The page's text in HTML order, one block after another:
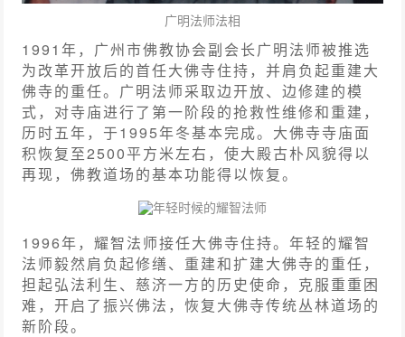
广明法师法相
1991年，广州市佛教协会副会长广明法师被推选
为改革开放后的首任大佛寺住持，并肩负起重建大
佛寺的重任。广明法师采取边开放、边修建的模
式，对寺庙进行了第一阶段的抢救性维修和重建，
历时五年，于1995年冬基本完成。大佛寺寺庙面
积恢复至2500平方米左右，使大殿古朴风貌得以
再现，佛教道场的基本功能得以恢复。
年轻时候的耀智法师
1996年，耀智法师接任大佛寺住持。年轻的耀智
法师毅然肩负起修缮、重建和扩建大佛寺的重任，
担起弘法利生、慈济一方的历史使命，克服重重困
难，开启了振兴佛法，恢复大佛寺传统丛林道场的
新阶段。